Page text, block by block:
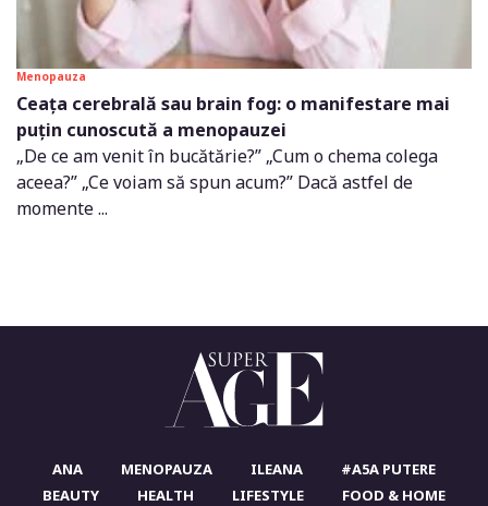
Menopauza
Ceața cerebrală sau brain fog: o manifestare mai
puțin cunoscută a menopauzei
„De ce am venit în bucătărie?” „Cum o chema colega
aceea?” „Ce voiam să spun acum?” Dacă astfel de
momente ...
ANA MENOPAUZA ILEANA
#A5A PUTERE
BEAUTY
HEALTH LIFESTYLE
FOOD & HOME